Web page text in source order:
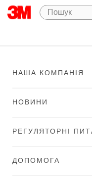
НАША КОМПАНІЯ
НОВИНИ
РЕГУЛЯТОРНІ
ДОПОМОГА